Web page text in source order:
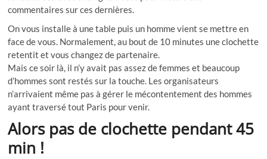
commentaires sur ces dernières.
On vous installe à une table puis un homme vient se mettre en
face de vous. Normalement, au bout de 10 minutes une clochette
retentit et vous changez de partenaire.
Mais ce soir là, il n’y avait pas assez de femmes et beaucoup
d’hommes sont restés sur la touche. Les organisateurs
n’arrivaient même pas à gérer le mécontentement des hommes
ayant traversé tout Paris pour venir.
Alors pas de clochette pendant 45
min !